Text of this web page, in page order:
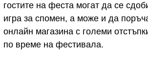
гостите на феста могат да се
игра за спомен, а може и да
онлайн магазина с големи
по време на фестивала.